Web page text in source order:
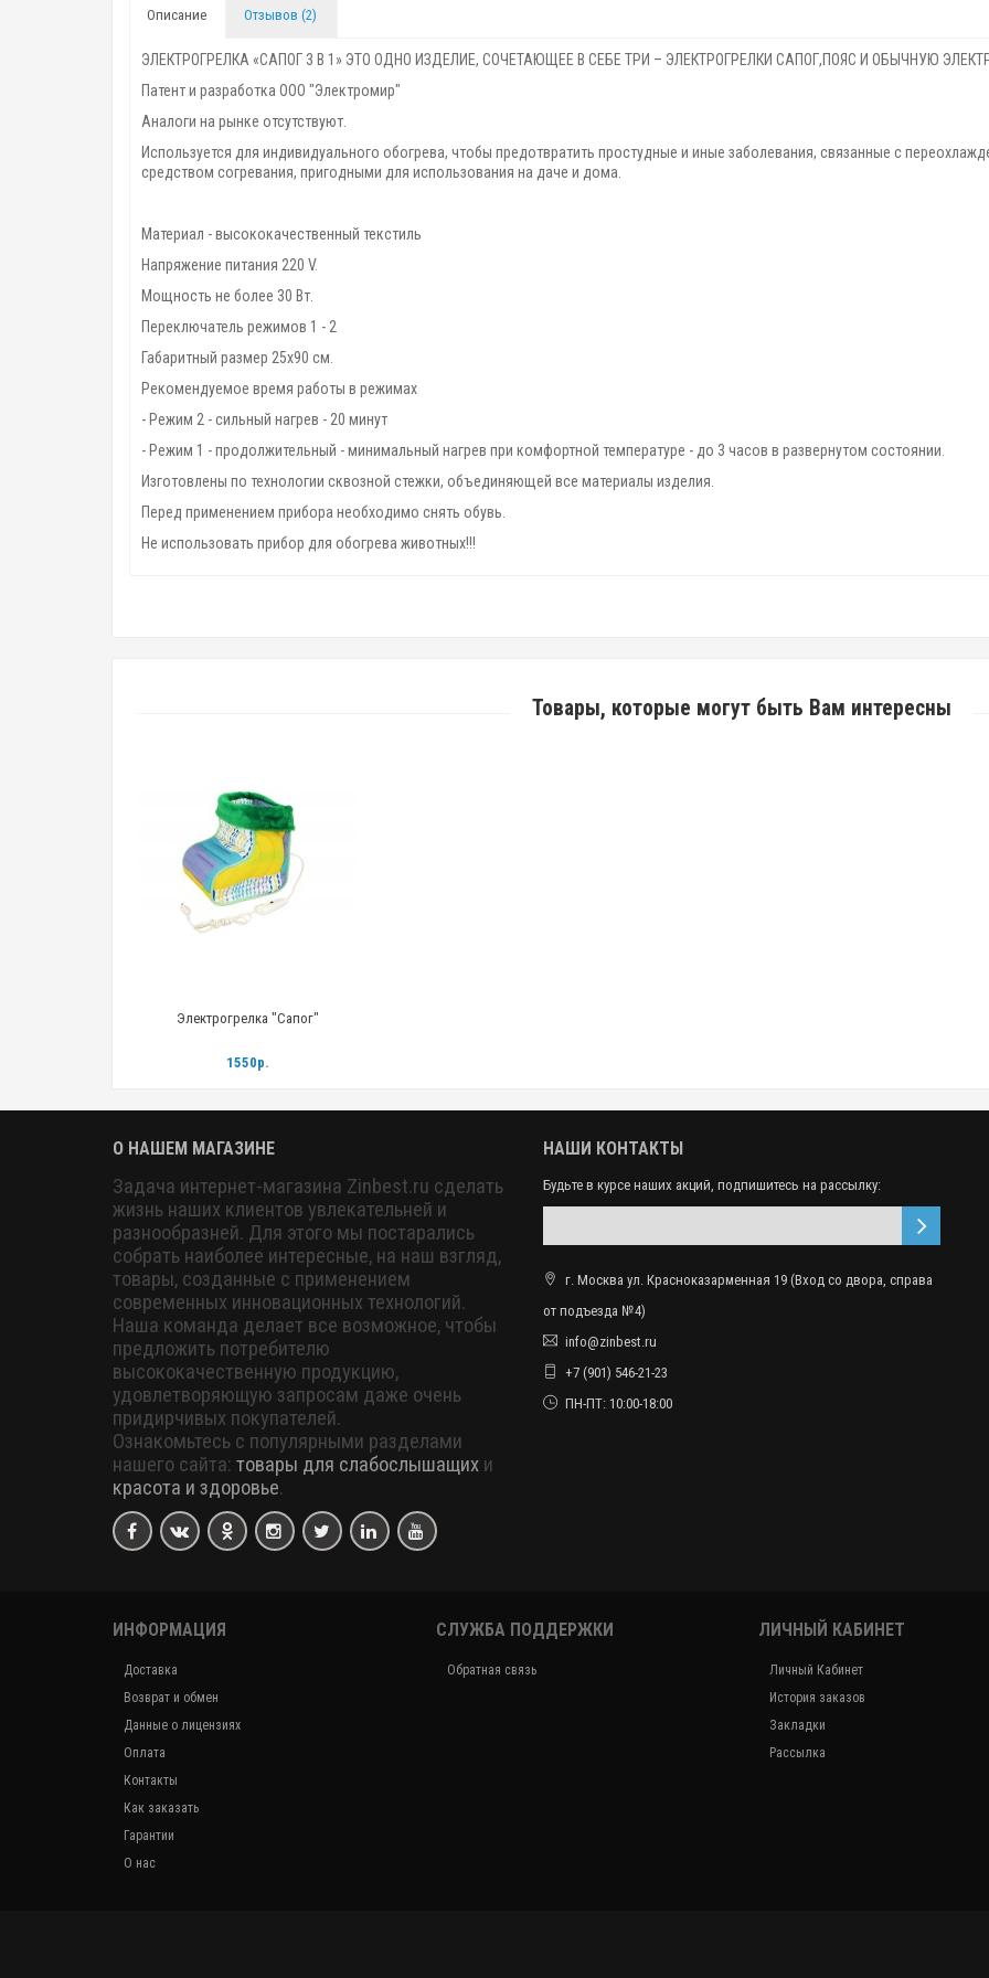
Описание Отзывов (2)
ЭЛЕКТРОГРЕЛКА «САПОГ 3 В 1» ЭТО ОДНО ИЗДЕЛИЕ, СОЧЕТАЮЩЕЕ В СЕБЕ ТРИ – ЭЛЕКТРОГРЕЛКИ САПОГ,ПОЯС И ОБЫЧНУЮ
Патент и разработка ООО "Электромир"
Аналоги на рынке отсутствуют.
Используется для индивидуального обогрева, чтобы предотвратить простудные и иные заболевания, связанные с
средством согревания, пригодными для использования на даче и дома.
Материал - высококачественный текстиль
Напряжение питания 220 V.
Мощность не более 30 Вт.
Переключатель режимов 1 - 2
Габаритный размер 25х90 см.
Рекомендуемое время работы в режимах
- Режим 2 - сильный нагрев - 20 минут
- Режим 1 - продолжительный - минимальный нагрев при комфортной температуре - до 3 часов в развернутом состоянии.
Изготовлены по технологии сквозной стежки, объединяющей все материалы изделия.
Перед применением прибора необходимо снять обувь.
Не использовать прибор для обогрева животных!!!
Товары, которые могут быть Вам интересны
Электрогрелка "Сапог"
1550р.
О НАШЕМ МАГАЗИНЕ
Задача интернет-магазина Zinbest.ru сделать
жизнь наших клиентов увлекательней и
разнообразней. Для этого мы постарались
собрать наиболее интересные, на наш взгляд,
товары, созданные с применением
современных инновационных технологий.
Наша команда делает все возможное, чтобы
предложить потребителю
высококачественную продукцию,
удовлетворяющую запросам даже очень
придирчивых покупателей.
Ознакомьтесь с популярными разделами
нашего сайта: товары для слабослышащих и
красота и здоровье.
НАШИ КОНТАКТЫ
Будьте в курсе наших акций, подпишитесь на рассылку:
г. Москва ул. Красноказарменная 19 (Вход со двора, справа
от подъезда №4)
info@zinbest.ru
+7 (901) 546-21-23
ПН-ПТ: 10:00-18:00
ИНФОРМАЦИЯ
Доставка
Возврат и обмен
Данные о лицензиях
Оплата
Контакты
Как заказать
Гарантии
О нас
СЛУЖБА ПОДДЕРЖКИ
Обратная связь
ЛИЧНЫЙ КАБИНЕТ
Личный Кабинет
История заказов
Закладки
Рассылка